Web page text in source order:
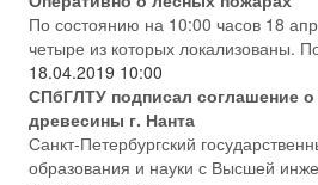
По состоянию на 10:00 часов 18
четыре из которых локализованы.
18.04.2019 10:00
СПбГЛТУ подписал соглашение
древесины г. Нанта
Санкт-Петербургский
образования и науки с Высшей